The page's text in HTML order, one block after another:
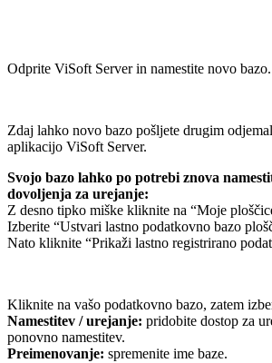
Odprite ViSoft Server in namestite novo bazo.
Zdaj lahko novo bazo pošljete drugim
aplikacijo ViSoft Server.
Svojo bazo lahko po potrebi znova
dovoljenja za urejanje:
Z desno tipko miške kliknite na “Moje
Izberite “Ustvari lastno podatkovno bazo
Nato kliknite “Prikaži lastno registrirano
Kliknite na vašo podatkovno bazo, zatem
Namestitev / urejanje: pridobite dostop za
ponovno namestitev.
Preimenovanje: spremenite ime baze.